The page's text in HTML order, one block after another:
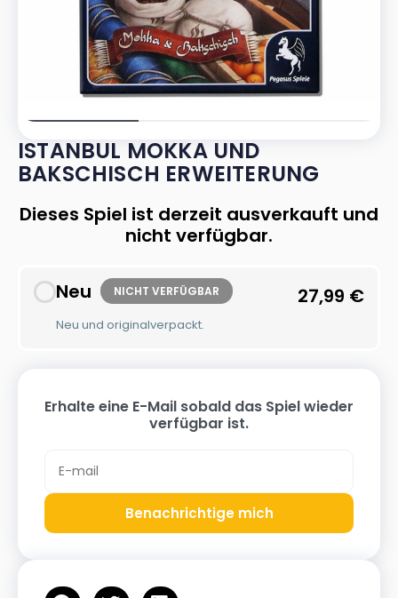
ISTANBUL MOKKA UND
BAKSCHISCH ERWEITERUNG
Dieses Spiel ist derzeit ausverkauft und
nicht verfügbar.
Neu NICHT VERFÜGBAR
Neu und originalverpackt.
27,99 €
Erhalte eine E-Mail sobald das Spiel wieder
verfügbar ist.
Benachrichtige mich